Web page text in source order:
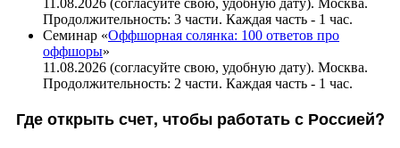
11.08.2026 (согласуйте свою, удобную дату). Москва.
Продолжительность: 3 части. Каждая часть - 1 чаc.
Семинар «Оффшорная солянка: 100 ответов про
оффшоры»
11.08.2026 (согласуйте свою, удобную дату). Москва.
Продолжительность: 2 части. Каждая часть - 1 час.
Где открыть счет, чтобы работать с Россией?